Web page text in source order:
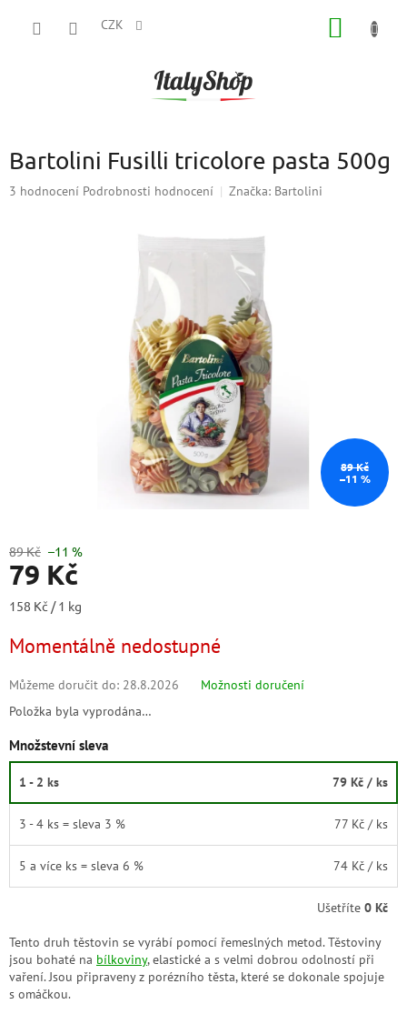
CZK
Bartolini Fusilli tricolore pasta 500g
Průměrné
3 hodnocení Podrobnosti hodnocení Značka: Bartolini
89 Kč
–11 %
89 Kč –11 %
79 Kč
Měrná
158 Kč / 1 kg
Momentálně nedostupné
Můžeme doručit do: 28.8.2026
Možnosti doručení
Položka byla vyprodána…
Množstevní sleva
1 - 2 ks 79 Kč / ks
3 - 4 ks = sleva 3 % 77 Kč / ks
5 a více ks = sleva 6 % 74 Kč / ks
Ušetříte 0 Kč
Tento druh těstovin se vyrábí pomocí řemeslných metod. Těstoviny
jsou bohaté na bílkoviny, elastické a s velmi dobrou odolností při
vaření. Jsou připraveny z porézního těsta, které se dokonale spojuje
s omáčkou.